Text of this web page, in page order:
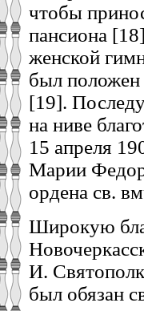
чтобы
пансиона
женской
был положен
[19].
на ниве
15 апреля
Марии
ордена св.
Широкую
И.
был обязан